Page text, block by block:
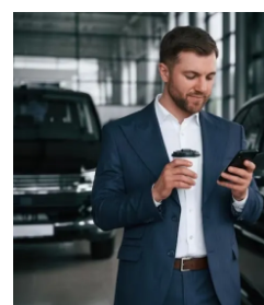
İkinci El & Alım-Satım
Bakım & Arıza Çözümleri
Elektrikli & Hibrit
Kiralama & Filo
Sürüş & Güvenlik
Lastik & Jant